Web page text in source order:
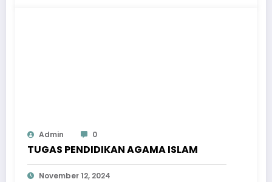
Admin 0
TUGAS PENDIDIKAN AGAMA ISLAM
November 12, 2024